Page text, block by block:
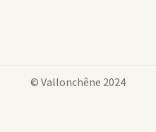
© Vallonchêne 2024